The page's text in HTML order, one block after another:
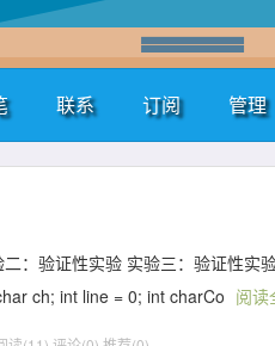
联系 订阅 管理
：验证性实验 实验三：验证性
ch; int line = 0; int charCo 阅读